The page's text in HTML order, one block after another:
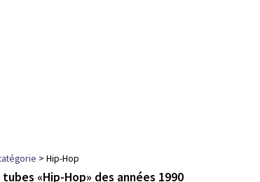
> Hip-Hop
tubes «Hip-Hop» des années 1990